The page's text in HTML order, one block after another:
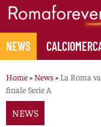
Skip
content
NEWS
Home» News» La Roma
finale Serie A
NEWS